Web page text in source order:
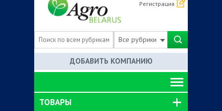
Регистрация
Все рубрики
ДОБАВИТЬ КОМПАНИЮ
ТОВАРЫ